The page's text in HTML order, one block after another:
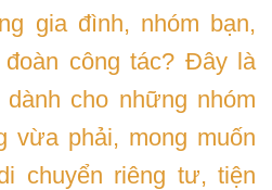
gia đình, nhóm bạn,
đoàn công tác? Đây là
cho những nhóm
vừa phải, mong muốn
chuyển riêng tư, tiện